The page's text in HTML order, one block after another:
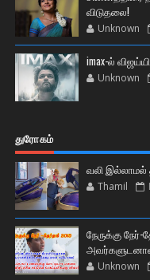
விடுதலை!
Unknown
imax-ல்
Unknown
துரோகம்
வலி இல்லாமல்
Thamil
நேருக்கு
Unknown